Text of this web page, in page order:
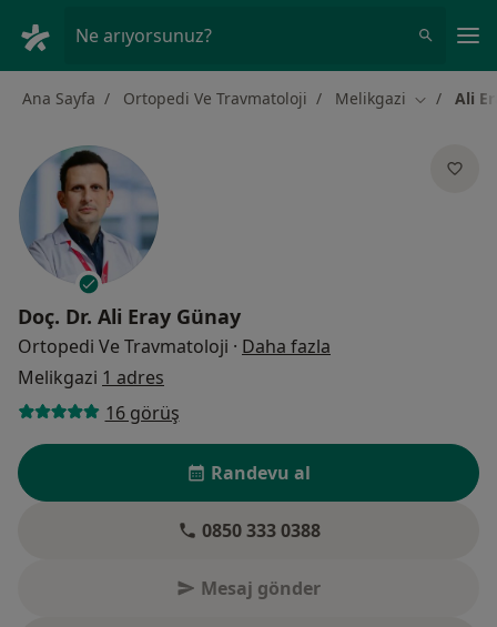
Ne arıyorsunuz?
Ana Sayfa Ortopedi Ve Travmatoloji Melikgazi ŞehirAli
Doç. Dr. Ali Eray Günay
Ortopedi Ve Travmatoloji · Daha fazla
Melikgazi 1 adres
16 görüş
Randevu al
0850 333 0388
Mesaj gönder